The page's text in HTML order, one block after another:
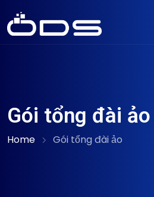
Gói tổng đài ảo
Home Gói tổng đài ảo